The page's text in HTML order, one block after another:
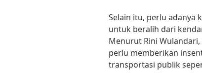
Selain itu, perlu adanya
untuk beralih dari
Menurut Rini
perlu memberikan
transportasi publik